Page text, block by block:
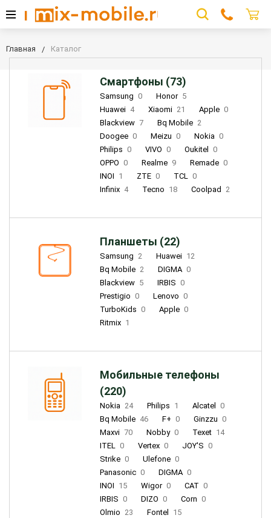
Главная Каталог
Смартфоны (73)
Samsung 0 Honor 5
Huawei 4 Xiaomi 21 Apple 0
Blackview 7 Bq Mobile 2
Doogee 0 Meizu 0 Nokia 0
Philips 0 VIVO 0 Oukitel
0
OPPO 0 Realme 9 Remade 0
INOI 1 ZTE 0 TCL 0
Infinix 4 Tecno 18 Coolpad 2
Планшеты (22)
Samsung 2 Huawei 12
Bq Mobile 2 DIGMA 0
Blackview 5 IRBIS 0
Prestigio 0 Lenovo 0
TurboKids 0 Apple 0
Ritmix 1
Мобильные телефоны
(220)
Nokia 24 Philips 1 Alcatel
0
Bq Mobile 46 F+ 0 Ginzzu 0
Maxvi 70 Nobby 0 Texet 14
ITEL 0 Vertex 0 JOY'S 0
Strike 0 Ulefone 0
Panasonic 0 DIGMA 0
INOI 15 Wigor 0 CAT 0
IRBIS 0 DIZO 0 Corn 0
Olmio 23 Fontel
15